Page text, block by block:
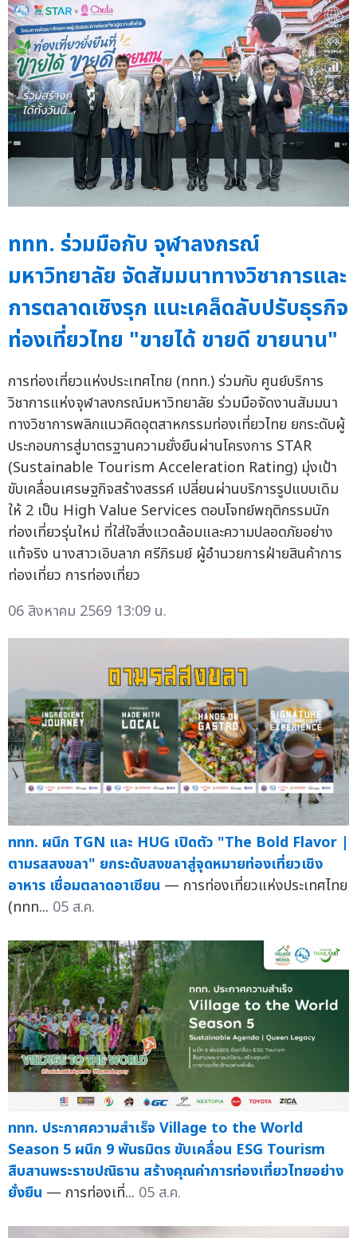
ททท. ร่วมมือกับ จุฬาลงกรณ์
มหาวิทยาลัย จัดสัมมนาทางวิชาการและ
การตลาดเชิงรุก แนะเคล็ดลับปรับธุรกิจ
ท่องเที่ยวไทย "ขายได้ ขายดี ขายนาน"
การท่องเที่ยวแห่งประเทศไทย (ททท.) ร่วมกับ ศูนย์บริการ
วิชาการแห่งจุฬาลงกรณ์มหาวิทยาลัย ร่วมมือจัดงานสัมมนา
ทางวิชาการพลิกแนวคิดอุตสาหกรรมท่องเที่ยวไทย ยกระดับผู้
ประกอบการสู่มาตรฐานความยั่งยืนผ่านโครงการ STAR
(Sustainable Tourism Acceleration Rating) มุ่งเป้า
ขับเคลื่อนเศรษฐกิจสร้างสรรค์ เปลี่ยนผ่านบริการรูปแบบเดิม
ให้ 2 เป็น High Value Services ตอบโจทย์พฤติกรรมนัก
ท่องเที่ยวรุ่นใหม่ ที่ใส่ใจสิ่งแวดล้อมและความปลอดภัยอย่าง
แท้จริง นางสาวเอิบลาภ ศรีภิรมย์ ผู้อำนวยการฝ่ายสินค้าการ
ท่องเที่ยว การท่องเที่ยว
06 สิงหาคม 2569 13:09 น.
ททท. ผนึก TGN และ HUG เปิดตัว "The Bold Flavor |
ตามรสสงขลา" ยกระดับสงขลาสู่จุดหมายท่องเที่ยวเชิง
อาหาร เชื่อมตลาดอาเซียน — การท่องเที่ยวแห่งประเทศไทย
(ททท... 05 ส.ค.
ททท. ประกาศความสำเร็จ Village to the World
Season 5 ผนึก 9 พันธมิตร ขับเคลื่อน ESG Tourism
สืบสานพระราชปณิธาน สร้างคุณค่าการท่องเที่ยวไทยอย่าง
ยั่งยืน — การท่องเที่... 05 ส.ค.